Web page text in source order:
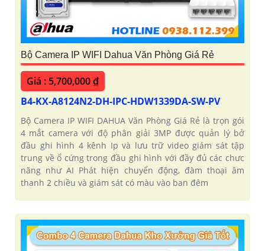
Bộ Camera IP WIFI Dahua Văn Phòng Giá Rẻ
Giá : 5,700,000 ₫
B4-KX-A8124N2-DH-IPC-HDW1339DA-SW-PV
Bộ Camera IP WIFI DAHUA Văn Phòng Giá Rẻ là trọn gói
4 mắt camera với độ phân giải 3MP được quản lý bở
đầu ghi hình 4 kênh Ip và lưu trữ video giám sát tập
trung về ổ cứng trong đầu ghi hình với đầy đủ các chưc
năng như AI Phát hiện chuyển động, đàm thoại âm
thanh 2 chiều và giám sát có màu vào ban đêm